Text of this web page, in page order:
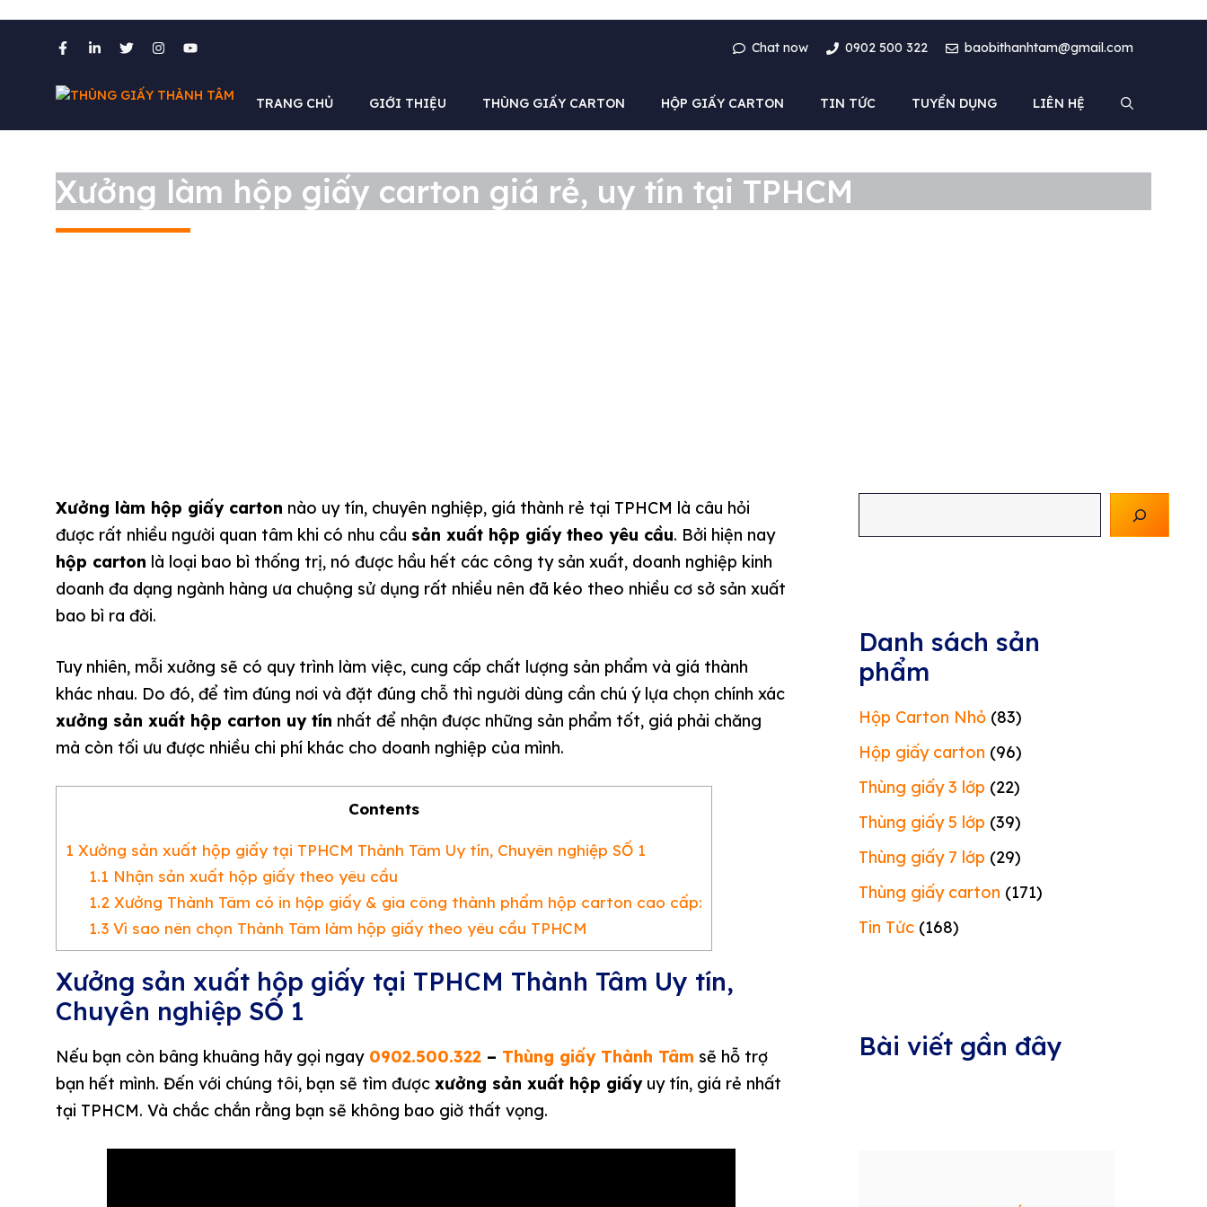
Chat now 0902 500 322 baobithanhtam@gmail.com
TRANG CHỦ GIỚI THIỆU THÙNG GIẤY CARTON HỘP GIẤY CARTON TIN TỨC TUYỂN DỤNG LIÊN HỆ
Xưởng làm hộp giấy carton giá rẻ, uy tín tại TPHCM
Xưởng làm hộp giấy carton nào uy tín, chuyên nghiệp, giá thành rẻ tại TPHCM là câu hỏi
được rất nhiều người quan tâm khi có nhu cầu sản xuất hộp giấy theo yêu cầu. Bởi hiện nay
hộp carton là loại bao bì thống trị, nó được hầu hết các công ty sản xuất, doanh nghiệp kinh
doanh đa dạng ngành hàng ưa chuộng sử dụng rất nhiều nên đã kéo theo nhiều cơ sở sản xuất
bao bì ra đời.
Tuy nhiên, mỗi xưởng sẽ có quy trình làm việc, cung cấp chất lượng sản phẩm và giá thành
khác nhau. Do đó, để tìm đúng nơi và đặt đúng chỗ thì người dùng cần chú ý lựa chọn chính xác
xưởng sản xuất hộp carton uy tín nhất để nhận được những sản phẩm tốt, giá phải chăng
mà còn tối ưu được nhiều chi phí khác cho doanh nghiệp của mình.
Contents
1 Xưởng sản xuất hộp giấy tại TPHCM Thành Tâm Uy tín, Chuyên nghiệp SỐ 1
1.1 Nhận sản xuất hộp giấy theo yêu cầu
1.2Xưởng Thành Tâm có in hộp giấy & gia công thành phẩm hộp carton cao cấp:
1.3Vì sao nên chọn Thành Tâm làm hộp giấy theo yêu cầu TPHCM
Xưởng sản xuất hộp giấy tại TPHCM Thành Tâm Uy tín,
Chuyên nghiệp SỐ 1
Nếu bạn còn bâng khuâng hãy gọi ngay0902.500.322 – Thùng giấy Thành Tâm sẽ hỗ trợ
bạn hết mình. Đến với chúng tôi, bạn sẽ tìm được xưởng sản xuất hộp giấyuy tín, giá rẻ nhất
tại TPHCM. Và chắc chắn rằng bạn sẽ không bao giờ thất vọng.
kiếm
Danh sách sản
phẩm
Hộp Carton Nhỏ (83)
Hộp giấy carton (96)
Thùng giấy 3 lớp (22)
Thùng giấy 5 lớp (39)
Thùng giấy 7 lớp (29)
Thùng giấy carton (171)
Tin Tức (168)
Bài viết gần đây